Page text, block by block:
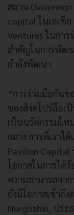
สถาน
capital ในเอเชี
Ventures ในกา
สำคัญในการพัฒน
กำลังพัฒนา
“การร่วมมือกัน
ของสิงคโปร์ถือ
เป็นนวัตกรรมให
กลาง การที่เราไ
Pavilion
โอกาสในการได้
ความสามารถจา
ยังมีโอกาสเข้าถึ
Nurgozhin, ประ